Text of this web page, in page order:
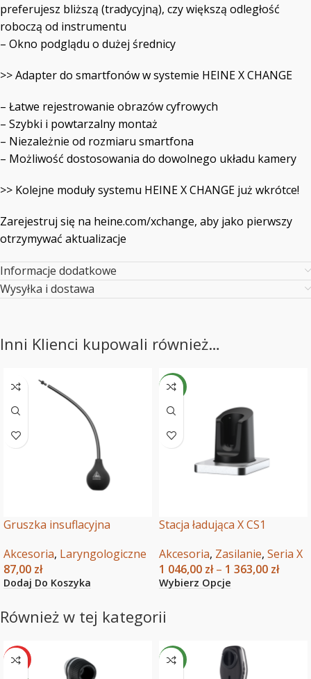
preferujesz bliższą (tradycyjną), czy większą odległość
roboczą od instrumentu
– Okno podglądu o dużej średnicy
>> Adapter do smartfonów w systemie HEINE X CHANGE
– Łatwe rejestrowanie obrazów cyfrowych
– Szybki i powtarzalny montaż
– Niezależnie od rozmiaru smartfona
– Możliwość dostosowania do dowolnego układu kamery
>> Kolejne moduły systemu HEINE X CHANGE już wkrótce!
Zarejestruj się na heine.com/xchange, aby jako pierwszy
otrzymywać aktualizacje
Informacje dodatkowe
Wysyłka i dostawa
Inni Klienci kupowali również…
Gruszka insuflacyjna
Akcesoria, Laryngologiczne
87,00 zł
Dodaj Do Koszyka
NEW
Stacja ładująca X CS1
Akcesoria, Zasilanie, Seria X
1 046,00 zł – 1 363,00 zł
Wybierz Opcje
Również w tej kategorii
HOT NEW